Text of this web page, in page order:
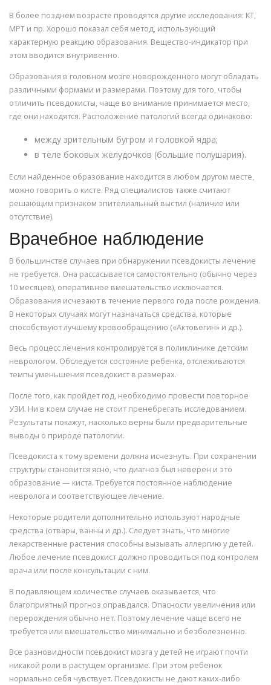
В более позднем возрасте проводятся другие исследования: КТ,
МРТ и пр. Хорошо показал себя метод, использующий
характерную реакцию образования. Вещество-индикатор при
этом вводится внутривенно.
Образования в головном мозге новорожденного могут обладать
различными формами и размерами. Поэтому для того, чтобы
отличить псевдокисты, чаще во внимание принимается место,
где они находятся. Расположение патологий всегда одинаково:
между зрительным бугром и головкой ядра;
в теле боковых желудочков (большие полушария).
Если найденное образование находится в любом другом месте,
можно говорить о кисте. Ряд специалистов также считают
решающим признаком эпителиальный выстил (наличие или
отсутствие).
Врачебное наблюдение
В большинстве случаев при обнаружении псевдокисты лечение
не требуется. Она рассасывается самостоятельно (обычно через
10 месяцев), оперативное вмешательство исключается.
Образования исчезают в течение первого года после рождения.
В некоторых случаях могут назначаться средства, которые
способствуют лучшему кровообращению («Актовегин» и др.).
Весь процесс лечения контролируется в поликлинике детским
неврологом. Обследуется состояние ребенка, отслеживаются
темпы уменьшения псевдокист в размерах.
После того, как пройдет год, необходимо провести повторное
УЗИ. Ни в коем случае не стоит пренебрегать исследованием.
Результаты покажут, насколько верны были предварительные
выводы о природе патологии.
Псевдокиста к тому времени должна исчезнуть. При сохранении
структуры становится ясно, что диагноз был неверен и это
образование — киста. Требуется постоянное наблюдение
невролога и соответствующее лечение.
Некоторые родители дополнительно используют народные
средства (отвары, ванны и др.). Следует знать, что многие
лекарственные растения способны вызывать аллергию у детей.
Любое лечение псевдокист должно проводиться под контролем
врача или после консультации с ним.
В подавляющем количестве случаев оказывается, что
благоприятный прогноз оправдался. Опасности увеличения или
перерождения обычно нет. Поэтому лечение чаще всего не
требуется или вмешательство минимально и безболезненно.
Все разновидности псевдокист мозга у детей не играют почти
никакой роли в растущем организме. При этом ребенок
нормально себя чувствует. Псевдокисты не дают каких-либо